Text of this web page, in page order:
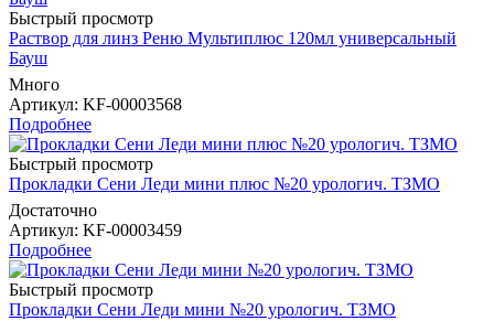
Быстрый просмотр
Раствор для линз Реню Мультиплюс 120мл универсальный
Бауш
Много
Артикул: KF-00003568
Подробнее
Быстрый просмотр
Прокладки Сени Леди мини плюс №20 урологич. ТЗМО
Достаточно
Артикул: KF-00003459
Подробнее
Быстрый просмотр
Прокладки Сени Леди мини №20 урологич. ТЗМО